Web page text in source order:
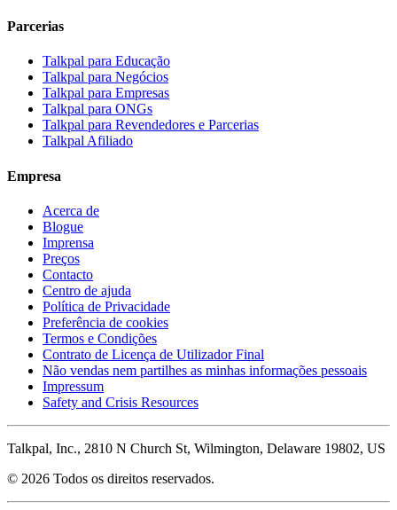
Parcerias
Talkpal para Educação
Talkpal para Negócios
Talkpal para Empresas
Talkpal para ONGs
Talkpal para Revendedores e Parcerias
Talkpal Afiliado
Empresa
Acerca de
Blogue
Imprensa
Preços
Contacto
Centro de ajuda
Política de Privacidade
Preferência de cookies
Termos e Condições
Contrato de Licença de Utilizador Final
Não vendas nem partilhes as minhas informações pessoais
Impressum
Safety and Crisis Resources
Talkpal, Inc., 2810 N Church St, Wilmington, Delaware 19802, US
© 2026 Todos os direitos reservados.